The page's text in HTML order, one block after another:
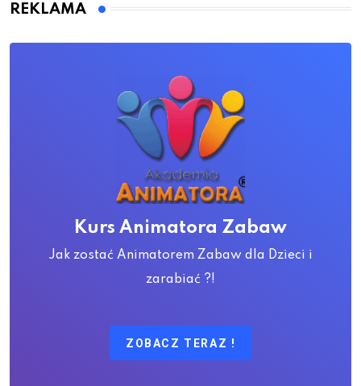
REKLAMA
Kurs Animatora Zabaw
Jak zostać Animatorem Zabaw dla Dzieci i
zarabiać ?!
ZOBACZ TERAZ !